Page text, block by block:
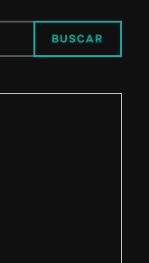
BUSCAR